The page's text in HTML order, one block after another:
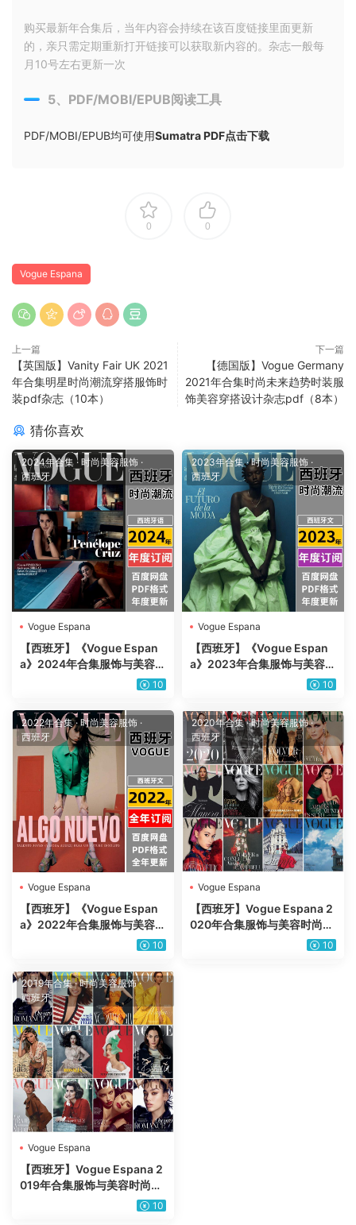
购买最新年合集后，当年内容会持续在该百度链接里面更新
的，亲只需定期重新打开链接可以获取新内容的。杂志一般每
月10号左右更新一次
5、PDF/MOBI/EPUB阅读工具
PDF/MOBI/EPUB均可使用Sumatra PDF点击下载
0 0
Vogue Espana
上一篇
【英国版】Vanity Fair UK 2021
年合集明星时尚潮流穿搭服饰时
装pdf杂志（10本）
下一篇
【德国版】Vogue Germany
2021年合集时尚未来趋势时装服
饰美容穿搭设计杂志pdf（8本）
猜你喜欢
2024年合集 · 时尚美容服饰 ·
西班牙
Vogue Espana
【西班牙】《Vogue Espan
a》2024年合集服饰与美容时
尚潮流服装时装穿搭设计pdf
10
2023年合集·时尚美容服饰 ·
西班牙
Vogue Espana
【西班牙】《Vogue Espan
a》2023年合集服饰与美容时
尚潮流服装时装穿搭设计pdf
10
2022年合集·时尚美容服饰 ·
西班牙
Vogue Espana
【西班牙】《Vogue Espan
a》2022年合集服饰与美容时
尚潮流服装时装穿搭设计pdf
10
2020年合集·时尚美容服饰·
西班牙
Vogue Espana
【西班牙】Vogue Espana 2
020年合集服饰与美容时尚潮
流服装时装穿搭设计pdf杂志
10
2019年合集·时尚美容服饰·
西班牙
Vogue Espana
【西班牙】Vogue Espana 2
019年合集服饰与美容时尚潮
流服装时装穿搭设计pdf杂志
10